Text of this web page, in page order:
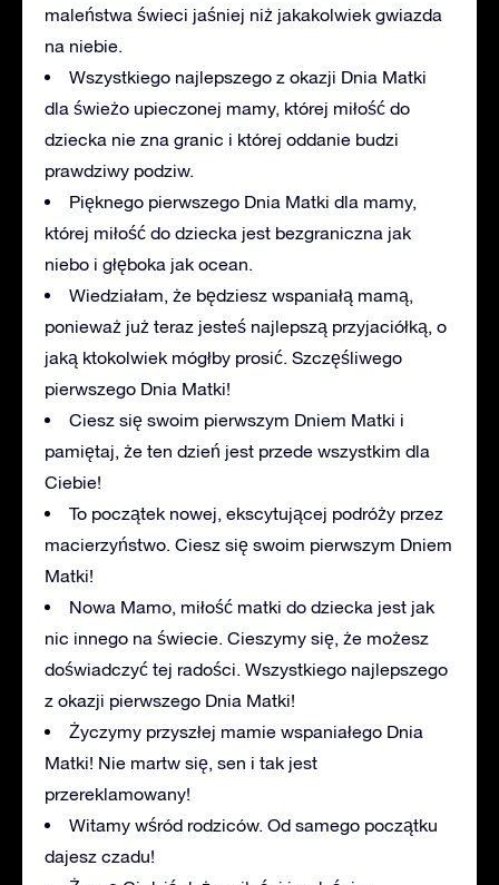
maleństwa świeci jaśniej niż jakakolwiek gwiazda
na niebie.
Wszystkiego najlepszego z okazji Dnia Matki
dla świeżo upieczonej mamy, której miłość do
dziecka nie zna granic i której oddanie budzi
prawdziwy podziw.
Pięknego pierwszego Dnia Matki dla mamy,
której miłość do dziecka jest bezgraniczna jak
niebo i głęboka jak ocean.
Wiedziałam, że będziesz wspaniałą mamą,
ponieważ już teraz jesteś najlepszą przyjaciółką, o
jaką ktokolwiek mógłby prosić. Szczęśliwego
pierwszego Dnia Matki!
Ciesz się swoim pierwszym Dniem Matki i
pamiętaj, że ten dzień jest przede wszystkim dla
Ciebie!
To początek nowej, ekscytującej podróży przez
macierzyństwo. Ciesz się swoim pierwszym Dniem
Matki!
Nowa Mamo, miłość matki do dziecka jest jak
nic innego na świecie. Cieszymy się, że możesz
doświadczyć tej radości. Wszystkiego najlepszego
z okazji pierwszego Dnia Matki!
Życzymy przyszłej mamie wspaniałego Dnia
Matki! Nie martw się, sen i tak jest
przereklamowany!
Witamy wśród rodziców. Od samego początku
dajesz czadu!